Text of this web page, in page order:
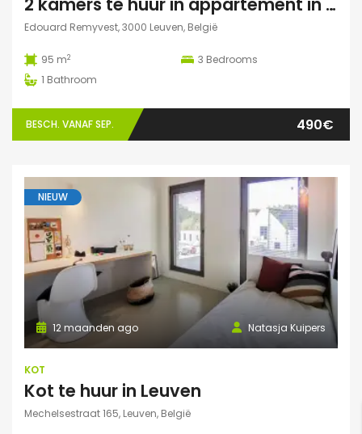
2 kamers te huur in appartement in Leuven
Edouard Remyvest, 3000 Leuven, België
95 m2 3 Bedrooms
1 Bathroom
BESCH. VANAF SEP. 490€
NIEUW
Natasja Kuipers
12 maanden ago
KOT
Kot te huur in Leuven
Mechelsestraat 165, Leuven, België